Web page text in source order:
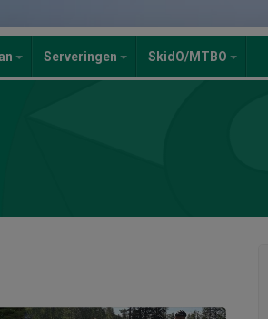
Serveringen SkidO/MTBO